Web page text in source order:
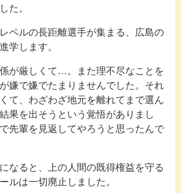
た。
ベルの長距離選手が集まる、広島の
学します。
係が厳しくて…。また理不尽なことを
嫌で嫌でたまりませんでした。それ
て、わざわざ地元を離れてまで選ん
果を出そうという覚悟がありまし
先輩を見返してやろうと思ったんで
なると、上の人間の既得権益を守る
ルは一切廃止しました。